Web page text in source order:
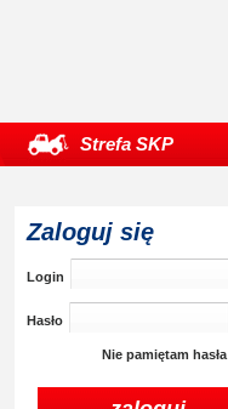
Strefa SKP
Zaloguj się
Login
Hasło
Nie pamiętam hasła